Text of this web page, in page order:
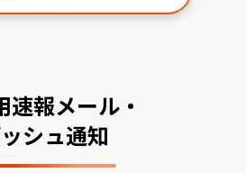
速報メール・
シュ通知